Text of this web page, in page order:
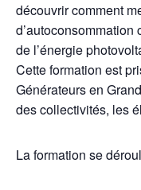
découvrir comment
de l’énergie
Cette formation est
Générateurs en
des collectivités, les
La formation se